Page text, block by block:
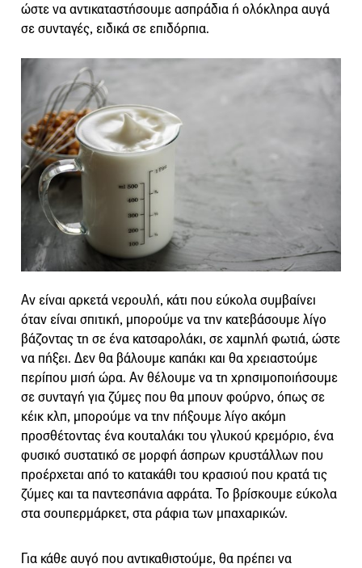
ώστε να αντικαταστήσουμε ασπράδια ή ολόκληρα αυγά
σε συνταγές, ειδικά σε επιδόρπια.
Αν είναι αρκετά νερουλή, κάτι που εύκολα συμβαίνει
όταν είναι σπιτική, μπορούμε να την κατεβάσουμε λίγο
βάζοντας τη σε ένα κατσαρολάκι, σε χαμηλή φωτιά, ώστε
να πήξει. Δεν θα βάλουμε καπάκι και θα χρειαστούμε
περίπου μισή ώρα. Αν θέλουμε να τη χρησιμοποιήσουμε
σε συνταγή για ζύμες που θα μπουν φούρνο, όπως σε
κέικ κλπ, μπορούμε να την πήξουμε λίγο ακόμη
προσθέτοντας ένα κουταλάκι του γλυκού κρεμόριο, ένα
φυσικό συστατικό σε μορφή άσπρων κρυστάλλων που
προέρχεται από το κατακάθι του κρασιού που κρατά τις
ζύμες και τα παντεσπάνια αφράτα. Το βρίσκουμε εύκολα
στα σουπερμάρκετ, στα ράφια των μπαχαρικών.
Για κάθε αυγό που αντικαθιστούμε, θα πρέπει να